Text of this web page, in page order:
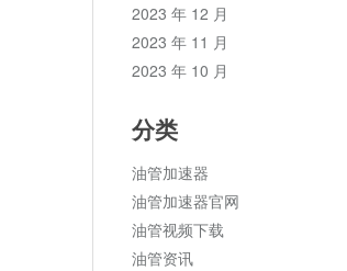
2023 年 12 月
2023 年 11 月
2023 年 10 月
分类
油管加速器
油管加速器官网
油管视频下载
油管资讯